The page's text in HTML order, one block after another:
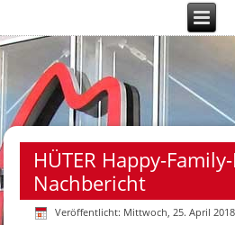
HÜTER Happy-
Nachbericht
Veröffentlicht: Mittwoch, 25. April